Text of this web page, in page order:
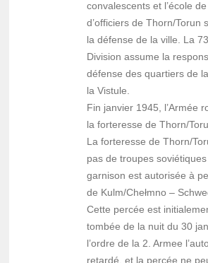
convalescents et l’école
d’officiers de Thorn/Torun
la défense de la ville. La
Division assume la
défense des quartiers de
la Vistule.
Fin janvier 1945, l’Armée
la forteresse de Thorn/
La forteresse de Thorn/
pas de troupes
garnison est autorisée à
de Kulm/Chełmno –
Cette percée est
tombée de la nuit du 30
l’ordre de la 2. Armee
retardé, et la percée ne